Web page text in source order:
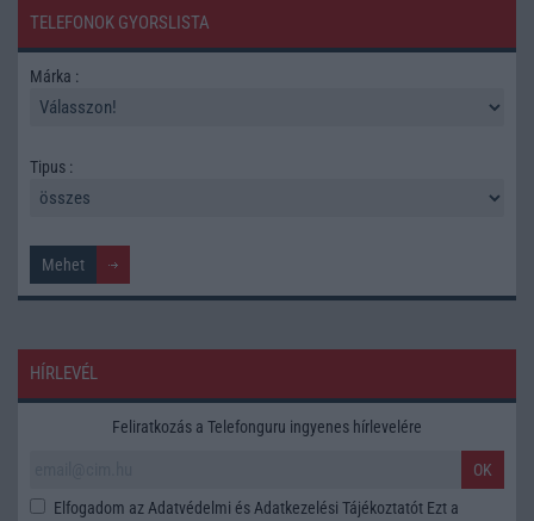
TELEFONOK GYORSLISTA
Márka :
Tipus :
HÍRLEVÉL
Feliratkozás a Telefonguru ingyenes hírlevelére
OK
Elfogadom az Adatvédelmi és Adatkezelési Tájékoztatót Ezt a